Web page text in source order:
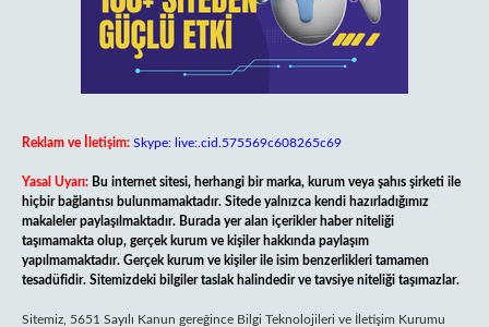
Reklam ve İletişim: Skype: live:.cid.575569c608265c69
Yasal Uyarı: Bu internet sitesi, herhangi bir marka, kurum veya şahıs şirketi ile
hiçbir bağlantısı bulunmamaktadır. Sitede yalnızca kendi hazırladığımız
makaleler paylaşılmaktadır. Burada yer alan içerikler haber niteliği
taşımamakta olup, gerçek kurum ve kişiler hakkında paylaşım
yapılmamaktadır. Gerçek kurum ve kişiler ile isim benzerlikleri tamamen
tesadüfidir. Sitemizdeki bilgiler taslak halindedir ve tavsiye niteliği taşımazlar.
Sitemiz, 5651 Sayılı Kanun gereğince Bilgi Teknolojileri ve İletişim Kurumu